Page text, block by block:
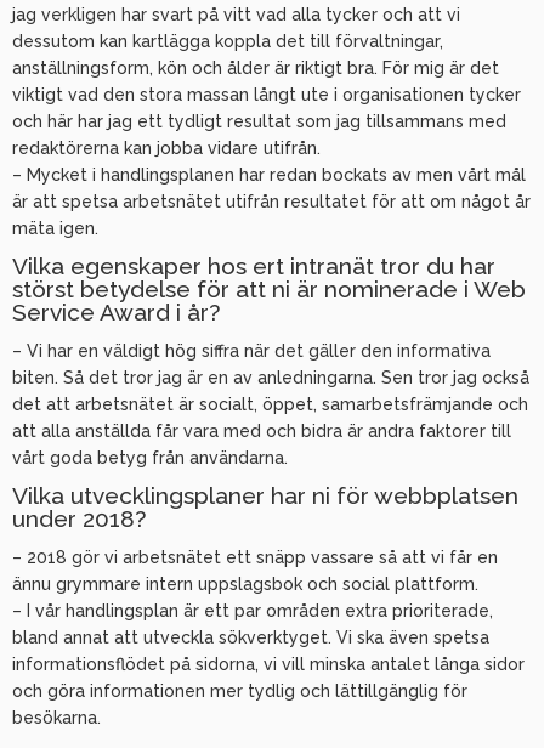
jag verkligen har svart på vitt vad alla tycker och att vi
dessutom kan kartlägga koppla det till förvaltningar,
anställningsform, kön och ålder är riktigt bra. För mig är det
viktigt vad den stora massan långt ute i organisationen tycker
och här har jag ett tydligt resultat som jag tillsammans med
redaktörerna kan jobba vidare utifrån.
– Mycket i handlingsplanen har redan bockats av men vårt mål
är att spetsa arbetsnätet utifrån resultatet för att om något år
mäta igen.
Vilka egenskaper hos ert intranät tror du har
störst betydelse för att ni är nominerade i Web
Service Award i år?
– Vi har en väldigt hög siffra när det gäller den informativa
biten. Så det tror jag är en av anledningarna. Sen tror jag också
det att arbetsnätet är socialt, öppet, samarbetsfrämjande och
att alla anställda får vara med och bidra är andra faktorer till
vårt goda betyg från användarna.
Vilka utvecklingsplaner har ni för webbplatsen
under 2018?
– 2018 gör vi arbetsnätet ett snäpp vassare så att vi får en
ännu grymmare intern uppslagsbok och social plattform.
– I vår handlingsplan är ett par områden extra prioriterade,
bland annat att utveckla sökverktyget. Vi ska även spetsa
informationsflödet på sidorna, vi vill minska antalet långa sidor
och göra informationen mer tydlig och lättillgänglig för
besökarna.